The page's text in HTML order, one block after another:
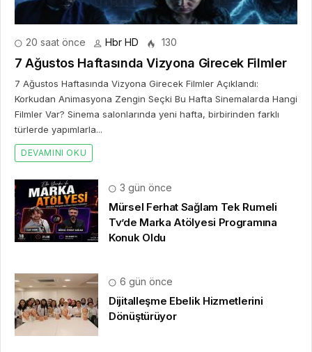
20 saat önce Hbr HD 130
7 Ağustos Haftasında Vizyona Girecek Filmler
7 Ağustos Haftasında Vizyona Girecek Filmler Açıklandı:
Korkudan Animasyona Zengin Seçki Bu Hafta Sinemalarda Hangi
Filmler Var? Sinema salonlarında yeni hafta, birbirinden farklı
türlerde yapımlarla...
DEVAMINI OKU
3 gün önce
Mürsel Ferhat Sağlam Tek Rumeli
Tv’de Marka Atölyesi Programına
Konuk Oldu
6 gün önce
Dijitalleşme Ebelik Hizmetlerini
Dönüştürüyor